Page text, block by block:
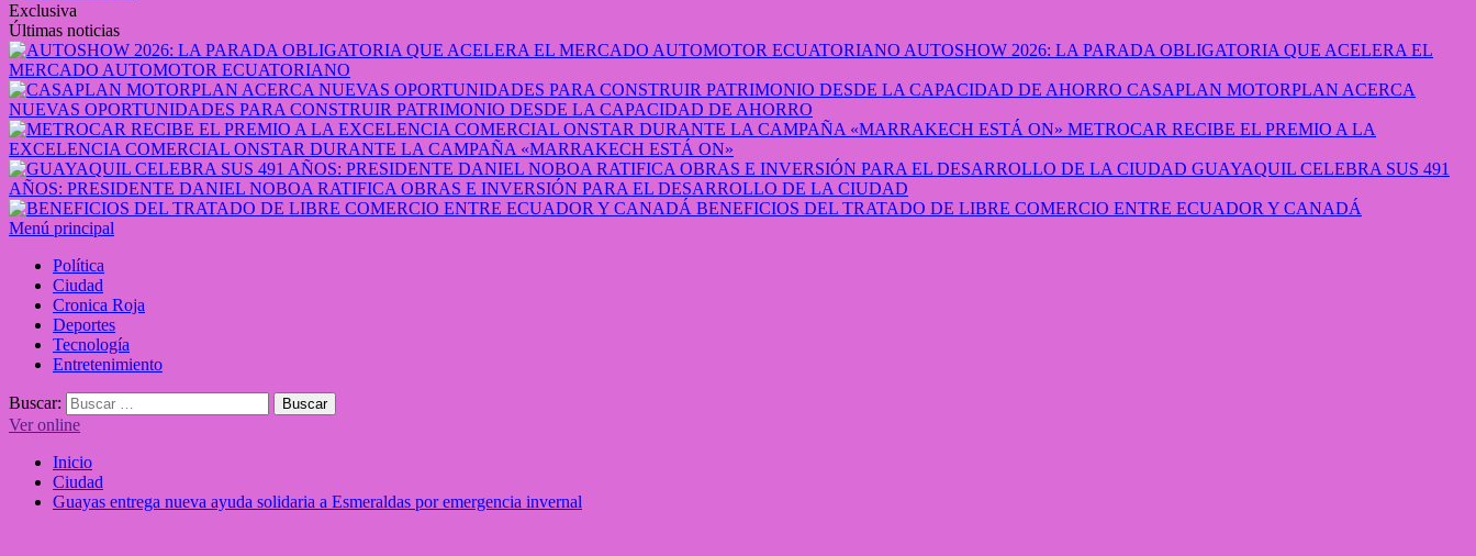
Exclusiva
Últimas noticias
AUTOSHOW 2026: LA PARADA OBLIGATORIA QUE ACELERA EL
MERCADO AUTOMOTOR ECUATORIANO
CASAPLAN MOTORPLAN ACERCA
NUEVAS OPORTUNIDADES PARA CONSTRUIR PATRIMONIO DESDE LA CAPACIDAD DE AHORRO
METROCAR RECIBE EL PREMIO A LA
EXCELENCIA COMERCIAL ONSTAR DURANTE LA CAMPAÑA «MARRAKECH ESTÁ ON»
GUAYAQUIL CELEBRA SUS 491
AÑOS: PRESIDENTE DANIEL NOBOA RATIFICA OBRAS E INVERSIÓN PARA EL DESARROLLO DE LA CIUDAD
BENEFICIOS DEL TRATADO DE LIBRE COMERCIO ENTRE ECUADOR Y CANADÁ
Menú principal
Política
Ciudad
Cronica Roja
Deportes
Tecnología
Entretenimiento
Buscar:
Ver online
Inicio
Ciudad
Guayas entrega nueva ayuda solidaria a Esmeraldas por emergencia invernal